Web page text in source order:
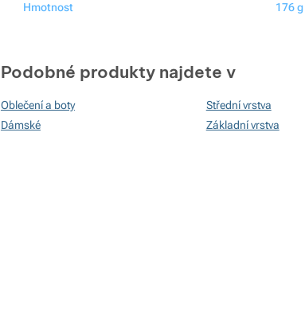
Hmotnost 176 g
Podobné produkty najdete v
Oblečení a boty
Dámské
Střední vrstva
Základní vrstva